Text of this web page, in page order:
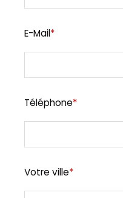
E-Mail*
Téléphone*
Votre ville*